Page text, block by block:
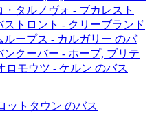
・タルノヴォ - ブカレスト
ス トロント - クリーブランド
ループス - カルガリー のバ
ンクーバー - ホープ, ブリテ
ロモウツ - ケルン のバス
ットタウン のバス